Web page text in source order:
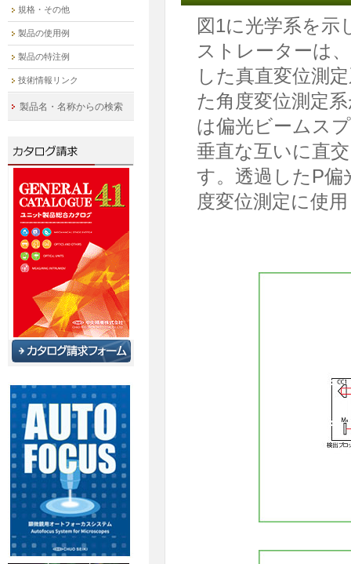
図1に光学系を示
ストレーターは
した真直変位測
た角度変位測定
は偏光ビームス
垂直な互いに直
す。透過したP偏
度変位測定に使
規格・その他
製品の使用例
製品の特注例
技術情報リンク
製品名・名称からの検索